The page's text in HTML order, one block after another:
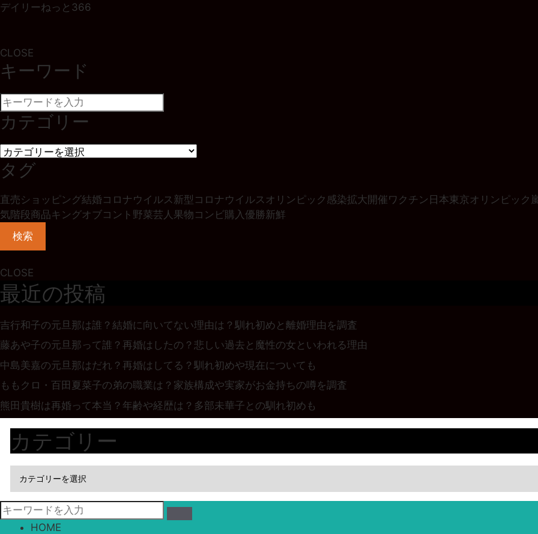
デイリーねっと366
CLOSE
キーワード
カテゴリー
タグ
直売ショッピング結婚 コロナウイルス 新型コロナウイルス オリンピック 感染拡大開催ワクチン 日本東京オリンピック
気階段商品キングオブコント 野菜芸人 果物 コンビ購入 優勝新鮮
検索
CLOSE
最近の投稿
吉行和子の元旦那は誰？結婚に向いてない理由は？馴れ初めと離婚理由を調査
藤あや子の元旦那って誰？再婚はしたの？悲しい過去と魔性の女といわれる理由
中島美嘉の元旦那はだれ？再婚はしてる？馴れ初めや現在についても
ももクロ・百田夏菜子の弟の職業は？家族構成や実家がお金持ちの噂を調査
熊田貴樹は再婚って本当？年齢や経歴は？多部未華子との馴れ初めも
カテゴリー
HOME